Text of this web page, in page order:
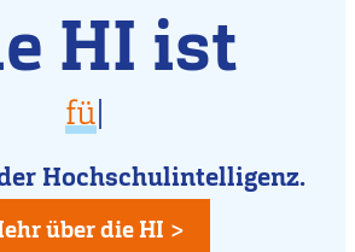
HI ist
für D
Hochschulintelligenz.
über die HI >